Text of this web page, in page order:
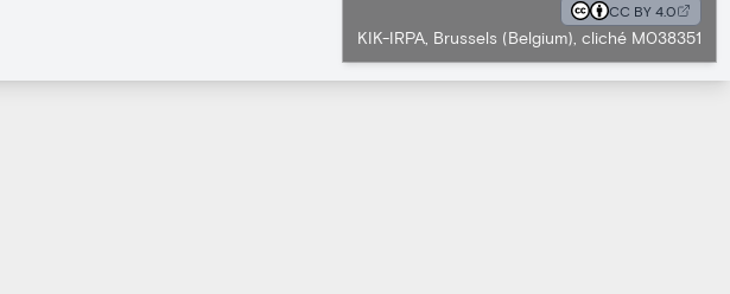
CC BY 4.0
KIK-IRPA, Brussels (Belgium), cliché M038351